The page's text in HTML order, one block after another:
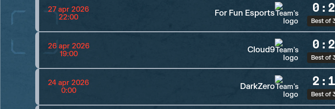
27 apr 2026
22:00
For Fun Esports 0 : 2
Best of
26 apr 2026
19:00
Cloud9 0 : 2
Best of
24 apr 2026
0:00
DarkZero 2 : 1
Best of